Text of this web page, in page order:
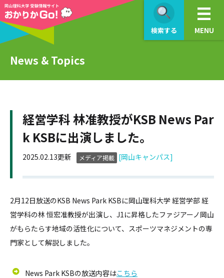
検索する MENU
News & Topics
経営学科 林准教授がKSB News Par
k KSBに出演しました。
2025.02.13更新 メディア掲載 [岡山キャンパス]
2月12日放送のKSB News Park KSBに岡山理科大学 経営学部 経
営学科の林 恒宏准教授が出演し、J1に昇格したファジアーノ岡山
がもらたらす地域の活性化について、スポーツマネジメントの専
門家として解説しました。
News Park KSBの放送内容はこちら